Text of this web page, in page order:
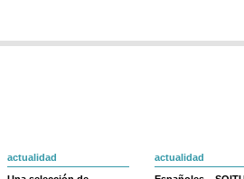
actualidad
actualidad